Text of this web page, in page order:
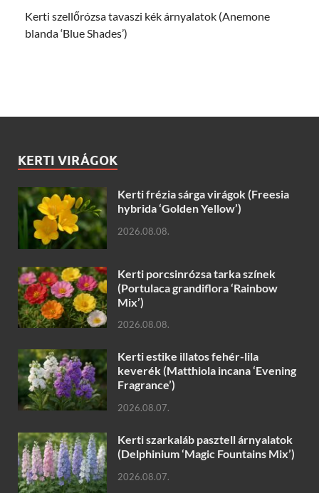
Kerti szellőrózsa tavaszi kék árnyalatok (Anemone
blanda ‘Blue Shades’)
KERTI VIRÁGOK
Kerti frézia sárga virágok (Freesia
hybrida ‘Golden Yellow’)
2026.08.08.
Kerti porcsinrózsa tarka színek
(Portulaca grandiflora ‘Rainbow
Mix’)
2026.08.08.
Kerti estike illatos fehér-lila
keverék (Matthiola incana ‘Evening
Fragrance’)
2026.08.07.
Kerti szarkaláb pasztell árnyalatok
(Delphinium ‘Magic Fountains Mix’)
2026.08.07.